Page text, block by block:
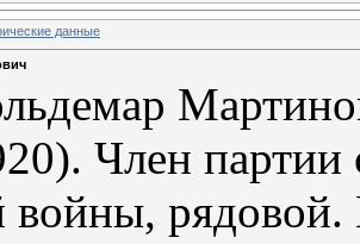
данные
Член партии
рядовой.